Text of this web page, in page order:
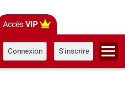
Accès VIP
Connexion S'inscrire